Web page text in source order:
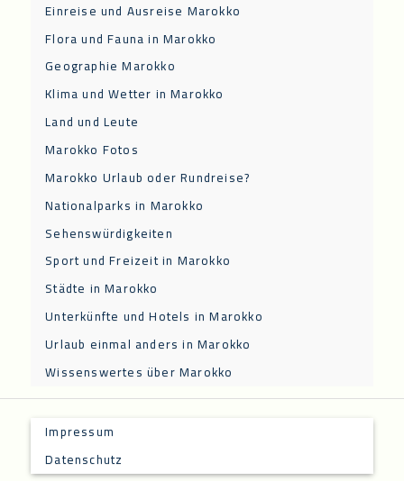
Einreise und Ausreise Marokko
Flora und Fauna in Marokko
Geographie Marokko
Klima und Wetter in Marokko
Land und Leute
Marokko Fotos
Marokko Urlaub oder Rundreise?
Nationalparks in Marokko
Sehenswürdigkeiten
Sport und Freizeit in Marokko
Städte in Marokko
Unterkünfte und Hotels in Marokko
Urlaub einmal anders in Marokko
Wissenswertes über Marokko
Impressum
Datenschutz